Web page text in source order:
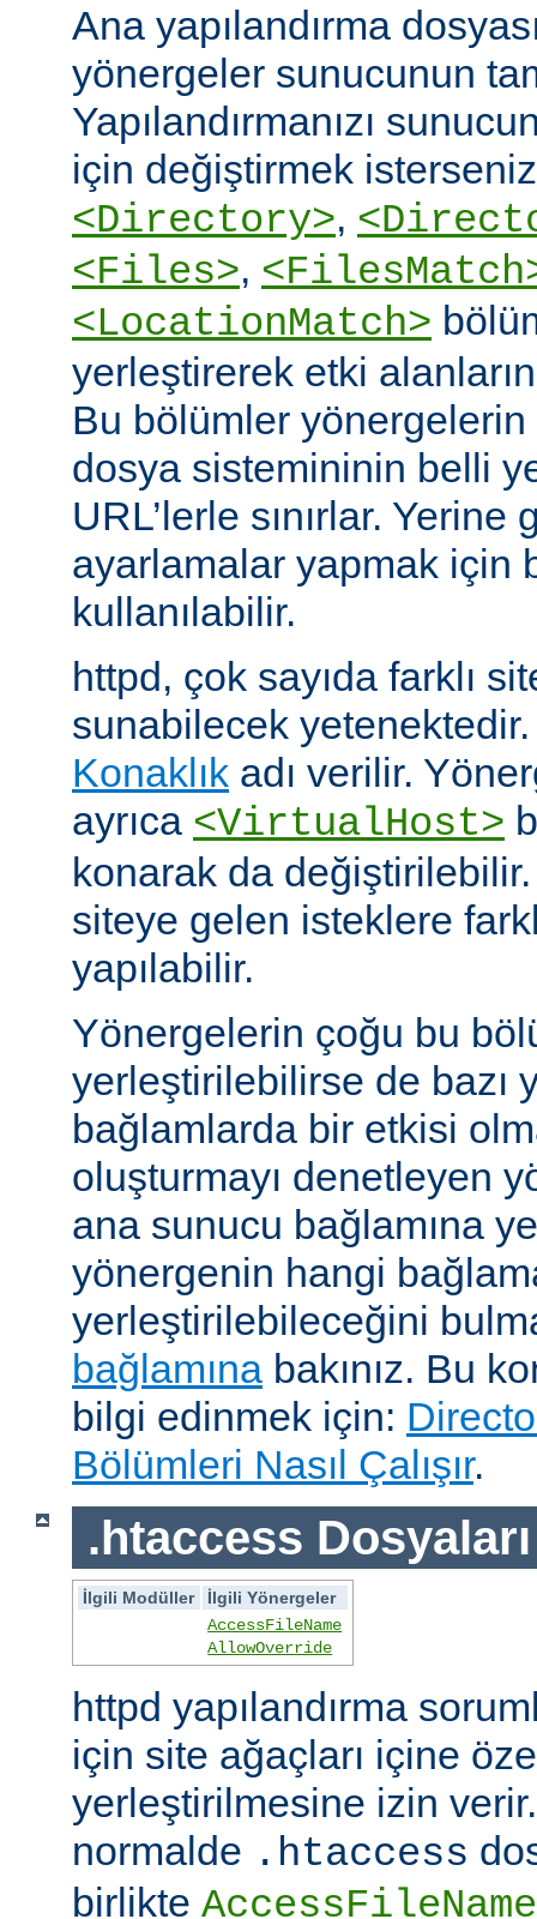
Ana yapılandırma
yönergeler sunucunun
Yapılandırmanızı
için değiştirmek
<Directory>,
<Files>,
<LocationMatch>
yerleştirerek etki
Bu bölümler yönergelerin
dosya sistemininin belli
URL’lerle sınırlar.
ayarlamalar yapmak için
kullanılabilir.
httpd, çok sayıda farklı
sunabilecek
Konaklık adı verilir.
ayrıca <VirtualHost>
konarak da
siteye gelen isteklere
yapılabilir.
Yönergelerin çoğu bu
yerleştirilebilirse de bazı
bağlamlarda bir etkisi
oluşturmayı denetleyen
ana sunucu bağlamına
yönergenin hangi
yerleştirilebileceğini
bağlamına bakınız. Bu
bilgi edinmek için:
Bölümleri Nasıl Çalışır.
.htaccess Dosyaları
İlgili Modüller
İlgili Yönergeler
AccessFileName
AllowOverride
httpd yapılandırma
için site ağaçları içine
yerleştirilmesine izin
normalde .htaccess
birlikte AccessFileName